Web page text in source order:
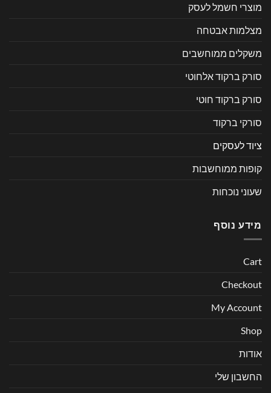
מוצרי חשמל לעסק
מצלמות אבטחה
משקלים ממוחשבים
סורק ברקוד אלחוטי
סורק ברקוד חוטי
סורקי ברקוד
ציוד לעסקים
קופות ממוחשבות
שעוני נוכחות
מידע נוסף
Cart
Checkout
My Account
Shop
אודות
החשבון שלי